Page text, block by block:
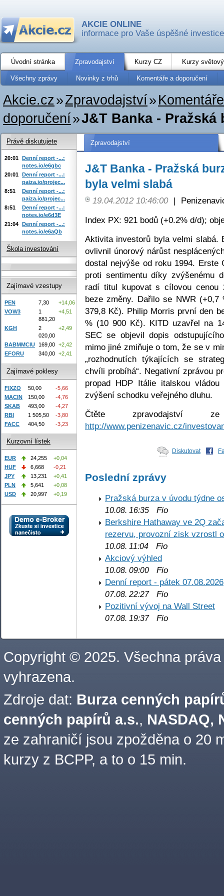
AKCIE ONLINE
informace pro Vaše úspěšné investice
Úvodní stránka Zpravodajství Kurzy CZ Kurzy
Všechny zprávy Novinky z trhů Komentáře a doporučení
Akcie.cz»Zpravodajství»
doporučení»J&T Banka -
Zpravodajství
J&T Banka - Pražská
byla velmi slabá
19.04.2012 10:46:00 |
Index PX: 921 bodů (+0.2% d/d);
Aktivita investorů byla velmi slabá.
ovlivnil únorový nárůst
dostal nejvýše od roku 1994.
proti sentimentu díky zvýšenému
radí titul kupovat s cílovou cenou
beze změny. Dařilo se NWR
379,8 Kč). Philip Morris první den
% (10 900 Kč). KITD uzavřel na
SEC se objevil dopis
mimo jiné zmiňuje o tom, že se v
„rozhodnutích týkajících se
chvíli probíhá“. Negativní zprávou
propad HDP Itálie italskou
zvýšení schodku veřejného dluhu.
Čtěte zpravodajství
http://www.penizenavic.cz/
Diskutovat
Poslední zprávy
Pražská burza v úvodu týdne
10.08. 16:35 Fio
Berkshire Hathaway ve 2Q
rezervu, provozní zisk vzrostl
10.08. 11:04 Fio
Akciový výhled
10.08. 09:00 Fio
Denní report - pátek 07.08.2026
07.08. 22:27Fio
Pozitivní vývoj na Wall Street
07.08. 19:37Fio
Právě diskutujete
20:01 Denní report -...:
notes.io/e6gbc
20:01 Denní report -...:
paiza.io/projec...
8:51
Denní report -...:
paiza.io/projec...
8:51
Denní report -...:
notes.io/e6d3E
21:04 Denní report -...:
notes.io/e6aQb
Škola investování
Zajímavé vzestupy
PEN 7,30
+14,06
VOW3
1
881,20
+4,51
KGH
2
020,00
+2,49
BABMMCIU 169,00 +2,42
EFORU
340,00 +2,41
Zajímavé poklesy
FIXZO 50,00
-5,66
MACIN
150,00
-4,76
SKAB
493,00
-4,27
RBI
1 505,50
-3,80
FACC
404,50 -3,23
Kurzovní lístek
EUR 24,255
+0,04
HUF
6,668
-0,21
JPY
13,231
+0,41
PLN
5,641
+0,08
USD
20,997 +0,19
Copyright © 2025. Všechna práva
vyhrazena.
Zdroje dat: Burza cenných
cenných papírů a.s., NASDAQ,
ze zahraničí jsou zpožděna o 20
kurzy z BCPP, a to o 15 min.